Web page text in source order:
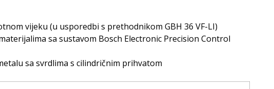
vijeku (u usporedbi s prethodnikom GBH 36 VF-LI)
sa sustavom Bosch Electronic Precision Control
sa svrdlima s cilindričnim prihvatom